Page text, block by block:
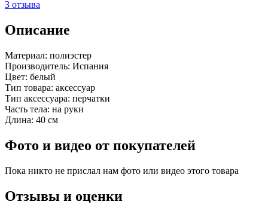
3 отзыва
Описание
Материал: полиэстер
Производитель: Испания
Цвет: белый
Тип товара: аксессуар
Тип аксессуара: перчатки
Часть тела: на руки
Длина: 40 см
Фото и видео от покупателей
Пока никто не прислал нам фото или видео этого товара
Отзывы и оценки